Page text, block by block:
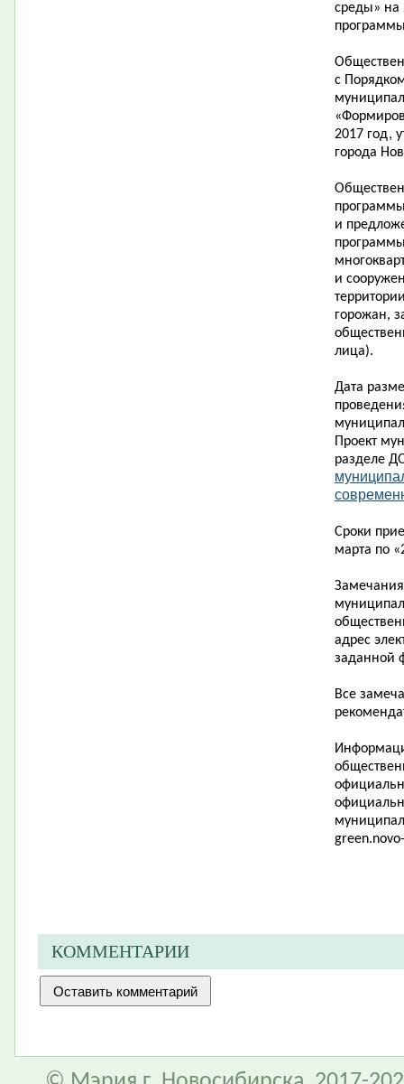
среды» на
с
2017 год,
города
и
и
горожан,
лица).
Дата
Проект
разделе
Сроки
марта по
адрес
заданной
Все
green.novo-
КОММЕНТАРИИ